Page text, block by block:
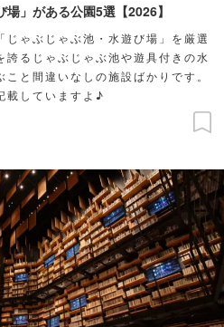
」がある公園5選【2026】
ゃぶじゃぶ池・水遊び場」を厳選
誇るじゃぶじゃぶ池や遊具付きの水
と間違いなしの施設ばかりです。
載していますよ♪